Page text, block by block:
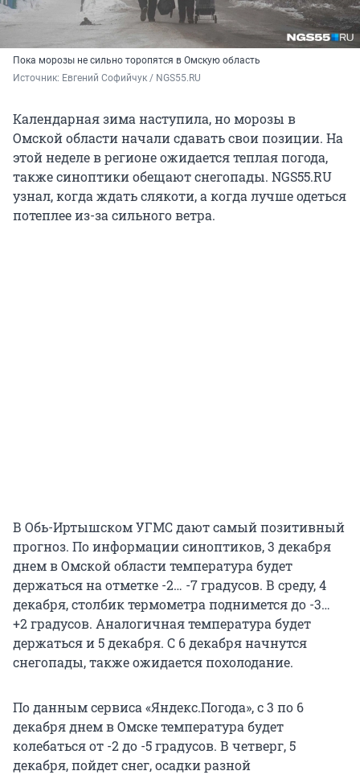
Пока морозы не сильно торопятся в Омскую область
Источник: Евгений Софийчук / NGS55.RU
Календарная зима наступила, но морозы в
Омской области начали сдавать свои позиции. На
этой неделе в регионе ожидается теплая погода,
также синоптики обещают снегопады. NGS55.RU
узнал, когда ждать слякоти, а когда лучше одеться
потеплее из-за сильного ветра.
В Обь-Иртышском УГМС дают самый позитивный
прогноз. По информации синоптиков, 3 декабря
днем в Омской области температура будет
держаться на отметке -2… -7 градусов. В среду, 4
декабря, столбик термометра поднимется до -3…
+2 градусов. Аналогичная температура будет
держаться и 5 декабря. С 6 декабря начнутся
снегопады, также ожидается похолодание.
По данным сервиса «Яндекс.Погода», с 3 по 6
декабря днем в Омске температура будет
колебаться от -2 до -5 градусов. В четверг, 5
декабря, пойдет снег, осадки разной